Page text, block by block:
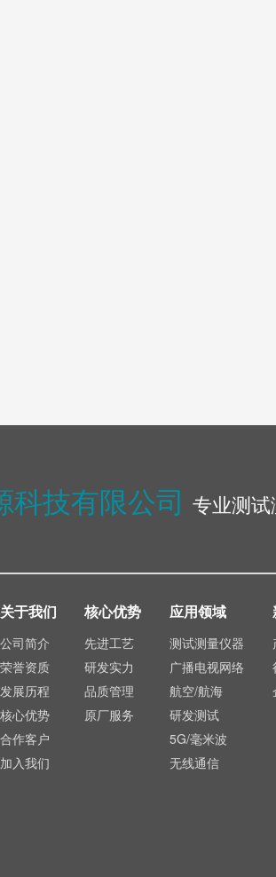
科技有限公司 专业测
关于我们
公司简介
荣誉资质
发展历程
核心优势
合作客户
加入我们
核心优势
先进工艺
研发实力
品质管理
原厂服务
应用领域
测试测量仪器
广播电视网络
航空/航海
研发测试
5G/毫米波
无线通信